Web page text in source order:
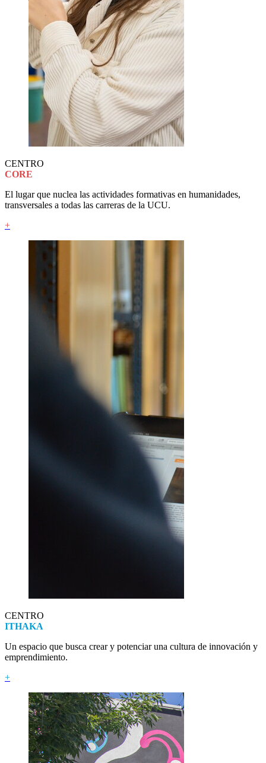
CENTRO
CORE
El lugar que nuclea las actividades formativas en humanidades,
transversales a todas las carreras de la UCU.
+
CENTRO
ITHAKA
Un espacio que busca crear y potenciar una cultura de innovación y
emprendimiento.
+